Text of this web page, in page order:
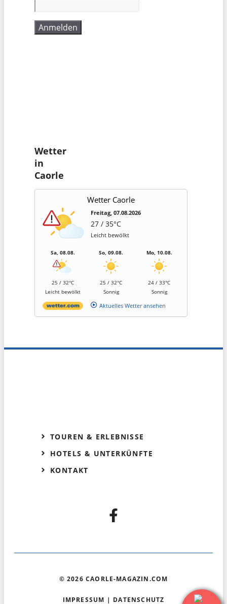
Wetter
in
Caorle
Wetter Caorle
Freitag, 07.08.2026
27 / 35°C
Leicht bewölkt
Sa, 08.08.
25 / 32°C
Leicht bewölkt
So, 09.08.
25 / 32°C
Sonnig
Mo, 10.08.
24 / 33°C
Sonnig
Aktuelles Wetter ansehen
TOUREN & ERLEBNISSE
HOTELS & UNTERKÜNFTE
KONTAKT
© 2026 CAORLE-MAGAZIN.COM
IMPRESSUM | DATENSCHUTZ